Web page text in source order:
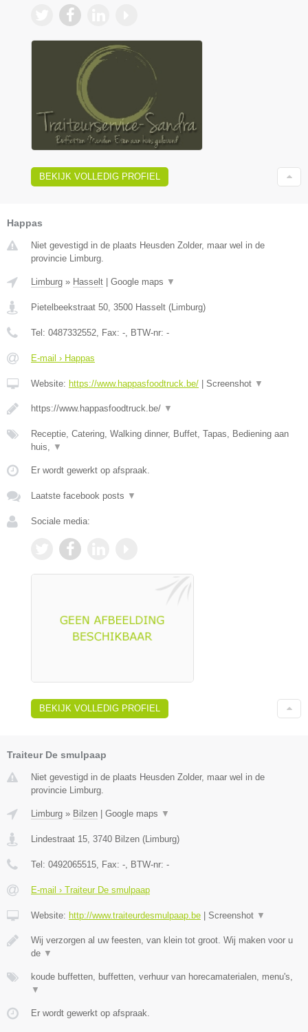
BEKIJK VOLLEDIG PROFIEL
Happas
Niet gevestigd in de plaats Heusden Zolder, maar wel in de
provincie Limburg.
Limburg » Hasselt | Google maps ▼
Pietelbeekstraat 50 3500 Hasselt (Limburg)
Tel: 0487332552 , Fax: - , BTW-nr: -
E-mail › Happas
Website: https://www.happasfoodtruck.be/ | Screenshot ▼
https://www.happasfoodtruck.be/ ▼
Receptie, Catering, Walking dinner, Buffet, Tapas, Bediening aan
huis,
▼
Er wordt gewerkt op afspraak.
Laatste facebook posts ▼
Sociale media:
BEKIJK VOLLEDIG PROFIEL
Traiteur De smulpaap
Niet gevestigd in de plaats Heusden Zolder, maar wel in de
provincie Limburg.
Limburg » Bilzen Google maps ▼
Lindestraat 15, 3740 Bilzen (Limburg)
Tel: 0492065515, Fax: -, BTW-nr: -
E-mail › Traiteur De smulpaap
Website: http://www.traiteurdesmulpaap.be Screenshot ▼
Wij verzorgen al uw feesten, van klein tot groot. Wij maken voor u
de ▼
koude buffetten, buffetten, verhuur van horecamaterialen, menu's,
▼
Er wordt gewerkt op afspraak.